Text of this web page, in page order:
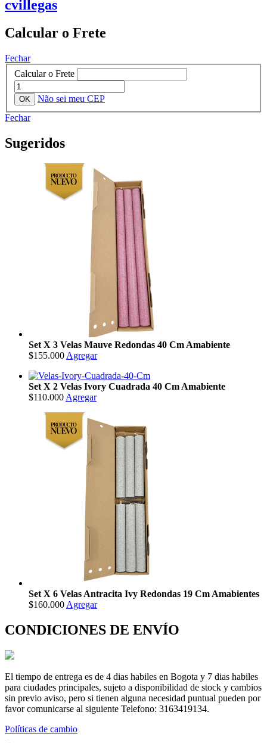
cvillegas
Calcular o Frete
Fechar
Calcular o Frete
Não sei meu CEP
Fechar
Sugeridos
Set X 3 Velas Mauve Redondas 40 Cm Amabiente
$155.000 Agregar
Set X 2 Velas Ivory Cuadrada 40 Cm Amabiente
$110.000 Agregar
Set X 6 Velas Antracita Ivy Redondas 19 Cm Amabientes
$160.000 Agregar
CONDICIONES DE ENVÍO
El tiempo de entrega es de 4 dias habiles en Bogota y 7 dias habiles
para ciudades principales, sujeto a disponibilidad de stock y cambios
sin previo aviso, pero si tienen alguna necesidad puntual pueden por
favor comunicarse al siguiente Telefono: 3163419134.
Políticas de cambio